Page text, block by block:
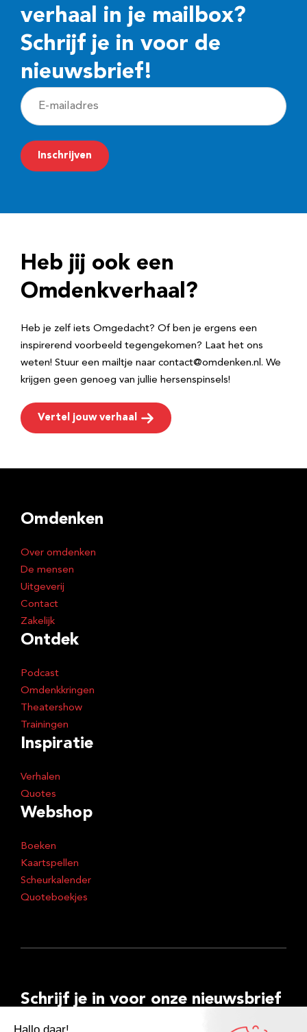
verhaal in je mailbox?
Schrijf je in voor de
nieuwsbrief!
E
-
m
a
r
e
Inschrijven
Heb jij ook een
Omdenkverhaal?
Heb je zelf iets Omgedacht? Of ben je ergens een
inspirerend voorbeeld tegengekomen? Laat het ons
weten! Stuur een mailtje naar contact@omdenken.nl. We
krijgen geen genoeg van jullie hersenspinsels!
Vertel jouw verhaal
Omdenken
Over omdenken
De mensen
Uitgeverij
Contact
Zakelijk
Ontdek
Podcast
Omdenkkringen
Theatershow
Trainingen
Inspiratie
Verhalen
Quotes
Webshop
Boeken
Kaartspellen
Scheurkalender
Quoteboekjes
Schrijf je in voor onze nieuwsbrief